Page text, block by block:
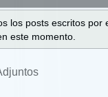
los posts escritos
este momento.